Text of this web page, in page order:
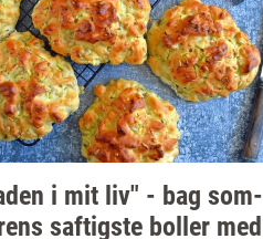
i mit liv" - bag som­
saf­tig­ste bol­ler med